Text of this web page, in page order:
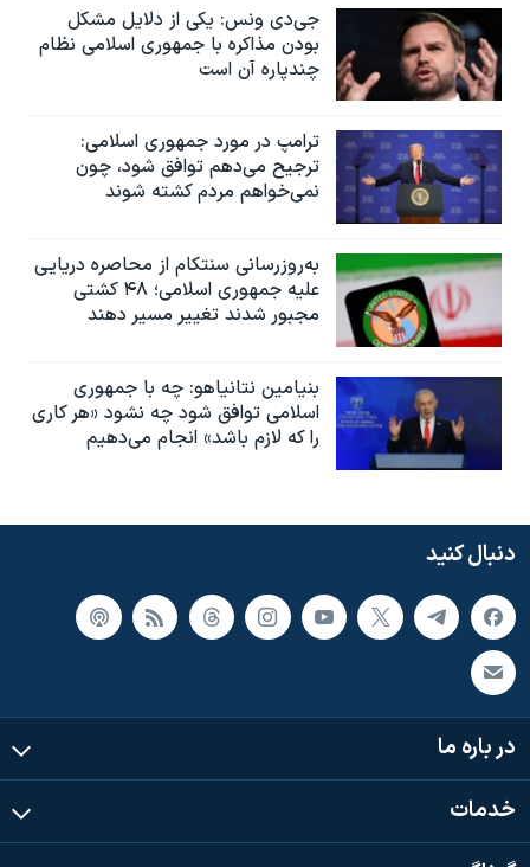
جی‌دی ونس: یکی از دلایل مشکل
بودن مذاکره با جمهوری اسلامی نظام
چندپاره آن است
ترامپ در مورد جمهوری اسلامی:
ترجیح می‌دهم توافق شود، چون
نمی‌خواهم مردم کشته شوند
به‌روزرسانی سنتکام از محاصره دریایی
علیه جمهوری اسلامی؛ ۴۸ کشتی
مجبور شدند تغییر مسیر دهند
بنیامین نتانیاهو: چه با جمهوری
اسلامی توافق شود چه نشود «هر کاری
را که لازم باشد» انجام می‌دهیم
دنبال کنید
در باره ما
خدمات